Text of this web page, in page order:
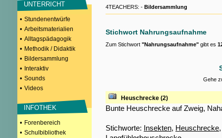
UNTERRICHT
• Stundenentwürfe
• Arbeitsmaterialien
• Alltagspädagogik
• Methodik / Didaktik
• Bildersammlung
• Interaktiv
• Sounds
• Videos
INFOTHEK
• Forenbereich
• Schulbibliothek
4TEACHERS: - Bildersammlung
Stichwort Nahrungsaufnahme
Zum Stichwort "Nahrungsaufnahme" gibt es
Gehe
Heuschrecke (2)
Bunte Heuschrecke auf Zweig,
Stichworte: Insekten, Heuschrecke